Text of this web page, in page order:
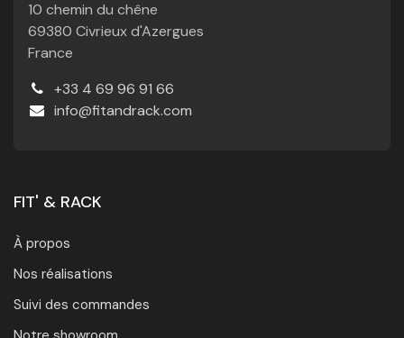
10 chemin du chêne
69380 Civrieux d'Azergues
France
+33 4 69 96 91 66
info@fitandrack.com
FIT' & RACK
À propos
Nos réalisations
Suivi des commandes